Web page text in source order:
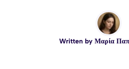
Written by Μαρία